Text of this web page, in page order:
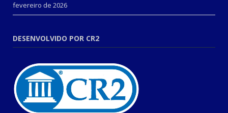
fevereiro de 2026
DESENVOLVIDO POR CR2